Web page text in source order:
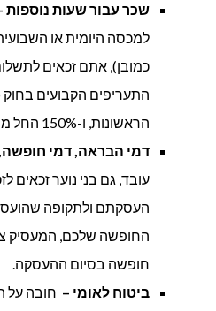
שכר עבור שעות נוספות
למכסה היומית או
כמובן), אתם זכאים
הראשונות, ו-150% החל מהשעה השלישית).
דמי הבראה, דמי חופשה,
עובד, גם בני נוער זכאים
העסקתם ולתקופה
החופשה שלכם, המעסיק
חופשה בסיום ההעסקה.
ביטוח לאומי – חובה על